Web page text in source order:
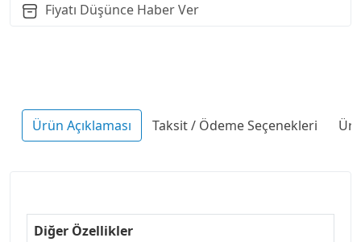
Fiyatı Düşünce Haber Ver
Ürün Açıklaması Taksit / Ödeme Seçenekleri
Diğer Özellikler